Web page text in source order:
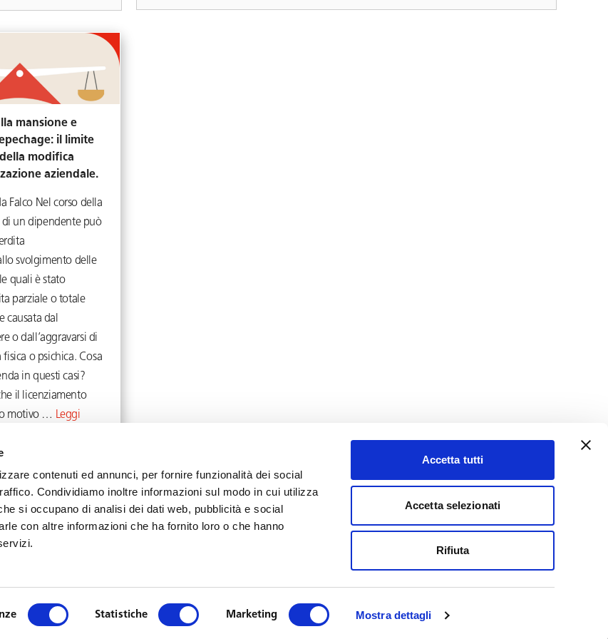
contenuti ed annunci, per fornire funzionalità dei social
Condividiamo inoltre informazioni sul modo in cui utilizza
si occupano di analisi dei dati web, pubblicità e social
con altre informazioni che ha fornito loro o che hanno
Statistiche Marketing Mostra dettagli
Accetta tutti
Accetta selezionati
Rifiuta
mansione e
il limite
modifica
aziendale.
Falco Nel corso della
di un dipendente può
svolgimento delle
quali è stato
parziale o totale
causata dal
o dall’aggravarsi di
o psichica. Cosa
in questi casi?
il licenziamento
motivo … Leggi
6, 2020
Privacy Cookie Note Legali YouTube
LinkedIn
Italiano